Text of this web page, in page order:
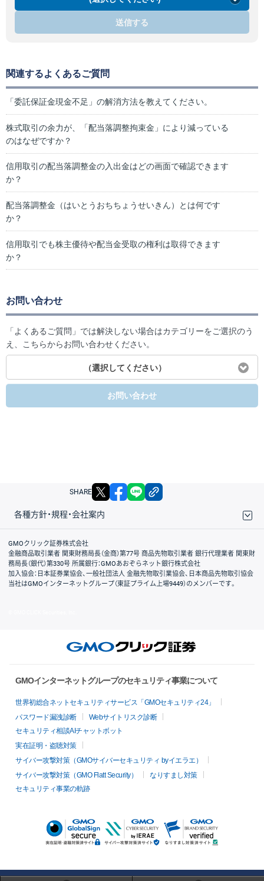
送信する
関連するよくあるご質問
「委託保証金現金不足」の解消方法を教えてください。
株式取引の余力が、「配当落調整拘束金」により減っている
のはなぜですか？
信用取引の配当落調整金の入出金はどの画面で確認できます
か？
配当落調整金（はいとうおちちょうせいきん）とは何です
か？
信用取引でも株主優待や配当金受取の権利は取得できます
か？
お問い合わせ
「よくあるご質問」では解決しない場合はカテゴリーをご選択のう
え、こちらからお問い合わせください。
（選択してください）
お問い合わせ
SHARE X facebook
各種方針・規程・会社案内
取引規程・約款
サイトマップ
その他のご案内
個人情報保護方針
最良執行方針
サイトのご利用について
ディスクレイマー
信託保全
リスク説明
会社案内
GMOクリック証券株式会社
金融商品取引業者 関東財務局長（金商）第77号 商品先物取引業者 銀行代理業者 関東財
務局長（銀代）第330号 所属銀行：GMOあおぞらネット銀行株式会社
加入協会：日本証券業協会、一般社団法人 金融先物取引業協会、日本商品先物取引協会
当社はGMOインターネットグループ（東証プライム上場9449）のメンバーです。
GMOインターネットグループのセキュリティ事業について
世界初総合ネットセキュリティサービス「GMOセキュリティ24」
パスワード漏洩診断
Webサイトリスク診断
セキュリティ相談AIチャットボット
実在証明・盗聴対策
サイバー攻撃対策（GMOサイバーセキュリティ byイエラエ）
サイバー攻撃対策（GMO Flatt Security）
なりすまし対策
セキュリティ事業の軌跡